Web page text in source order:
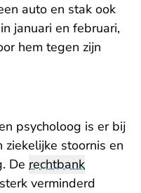
auto en stak ook
januari en februari,
hem tegen zijn
psycholoog is er bij
stoornis en
De rechtbank
verminderd